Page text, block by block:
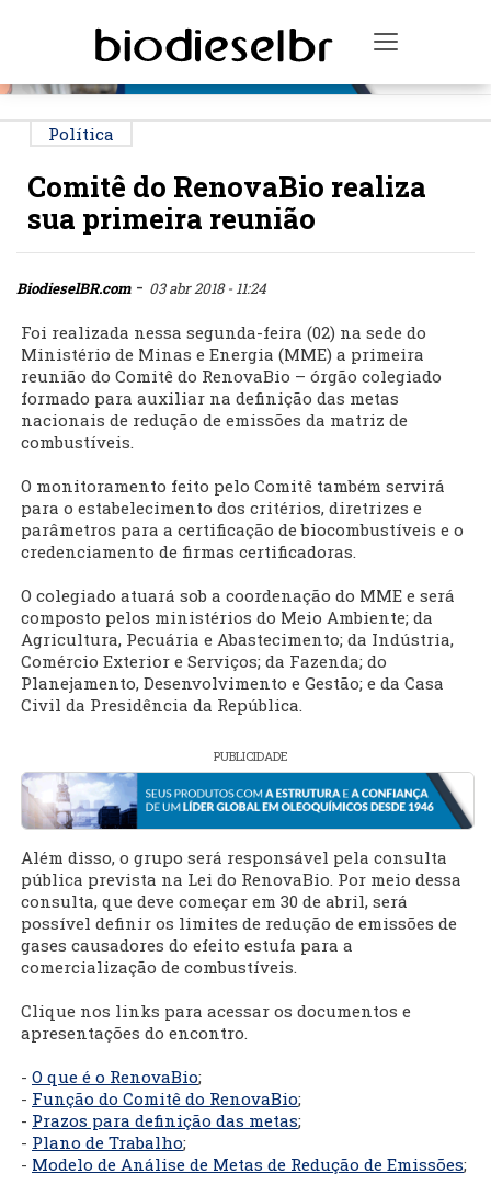
Toggle
Política
Comitê do RenovaBio realiza
sua primeira reunião
BiodieselBR.com- 03 abr 2018 - 11:24
Foi realizada nessa segunda-feira (02) na sede do
Ministério de Minas e Energia (MME) a primeira
reunião do Comitê do RenovaBio – órgão colegiado
formado para auxiliar na definição das metas
nacionais de redução de emissões da matriz de
combustíveis.
O monitoramento feito pelo Comitê também servirá
para o estabelecimento dos critérios, diretrizes e
parâmetros para a certificação de biocombustíveis e o
credenciamento de firmas certificadoras.
O colegiado atuará sob a coordenação do MME e será
composto pelos ministérios do Meio Ambiente; da
Agricultura, Pecuária e Abastecimento; da Indústria,
Comércio Exterior e Serviços; da Fazenda; do
Planejamento, Desenvolvimento e Gestão; e da Casa
Civil da Presidência da República.
PUBLICIDADE
Além disso, o grupo será responsável pela consulta
pública prevista na Lei do RenovaBio. Por meio dessa
consulta, que deve começar em 30 de abril, será
possível definir os limites de redução de emissões de
gases causadores do efeito estufa para a
comercialização de combustíveis.
Clique nos links para acessar os documentos e
apresentações do encontro.
- O que é o RenovaBio;
- Função do Comitê do RenovaBio;
- Prazos para definição das metas;
- Plano de Trabalho;
- Modelo de Análise de Metas de Redução de Emissões;